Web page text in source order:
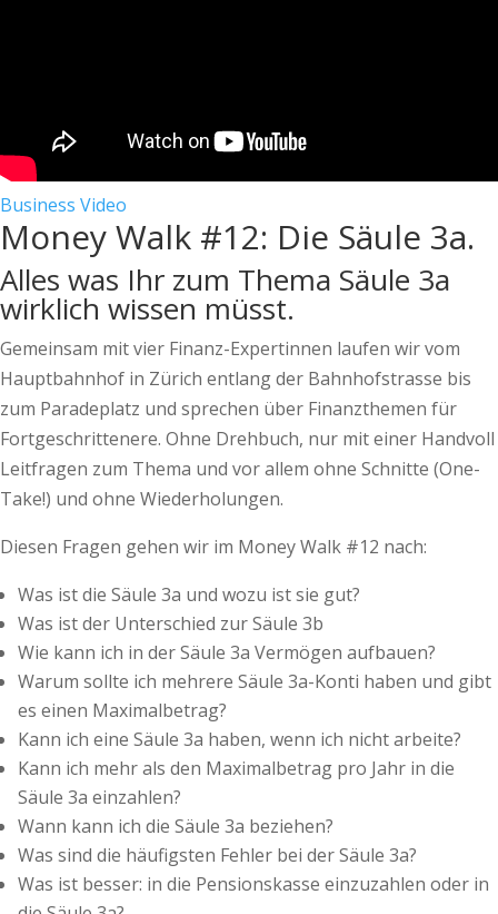
Business Video
Money Walk #12: Die Säule 3a.
Alles was Ihr zum Thema Säule 3a
wirklich wissen müsst.
Gemeinsam mit vier Finanz-Expertinnen laufen wir vom
Hauptbahnhof in Zürich entlang der Bahnhofstrasse bis
zum Paradeplatz und sprechen über Finanzthemen für
Fortgeschrittenere. Ohne Drehbuch, nur mit einer Handvoll
Leitfragen zum Thema und vor allem ohne Schnitte (One-
Take!) und ohne Wiederholungen.
Diesen Fragen gehen wir im Money Walk #12 nach:
Was ist die Säule 3a und wozu ist sie gut?
Was ist der Unterschied zur Säule 3b
Wie kann ich in der Säule 3a Vermögen aufbauen?
Warum sollte ich mehrere Säule 3a-Konti haben und gibt
es einen Maximalbetrag?
Kann ich eine Säule 3a haben, wenn ich nicht arbeite?
Kann ich mehr als den Maximalbetrag pro Jahr in die
Säule 3a einzahlen?
Wann kann ich die Säule 3a beziehen?
Was sind die häufigsten Fehler bei der Säule 3a?
Was ist besser: in die Pensionskasse einzuzahlen oder in